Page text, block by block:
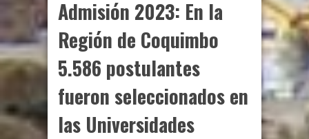
Admisión 2023: En la
Región de Coquimbo
5.586 postulantes
fueron seleccionados en
las Universidades